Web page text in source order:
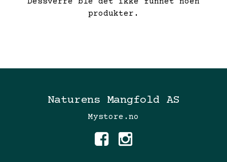
produkter.
Naturens Mangfold AS
Mystore.no